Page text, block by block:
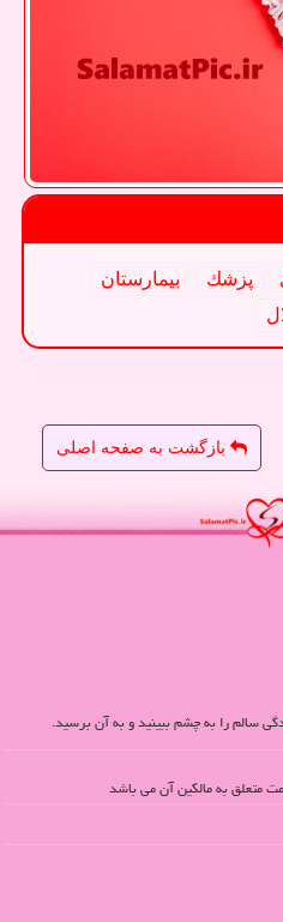
پزشك
بیمارستان
بازگشت به صفحه اصلی
سالم را به چشم ببینید و به آن برسید.